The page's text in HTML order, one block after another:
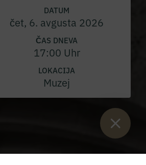
DATUM
čet, 6. avgusta 2026
ČAS DNEVA
17:00 Uhr
LOKACIJA
Muzej